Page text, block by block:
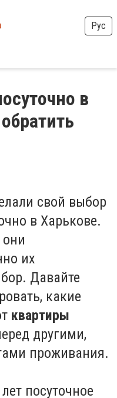
Рус
в
свой выбор
в Харькове.
их
Давайте
какие
квартиры
другими,
проживания.
посуточное